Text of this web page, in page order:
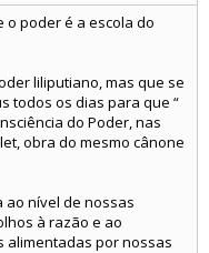
o poder é a escola do
liliputiano, mas que se
todos os dias para que “
do Poder, nas
obra do mesmo cânone
ao nível de nossas
à razão e ao
alimentadas por nossas